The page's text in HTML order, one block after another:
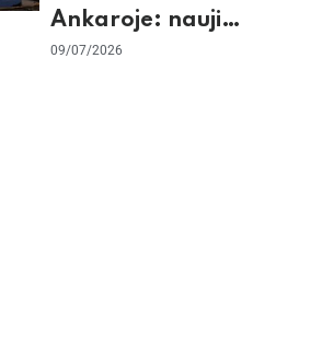
Ankaroje: nauji
įsipareigojimai
09/07/2026